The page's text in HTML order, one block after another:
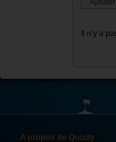
Il n'y a
A propos de Quizity